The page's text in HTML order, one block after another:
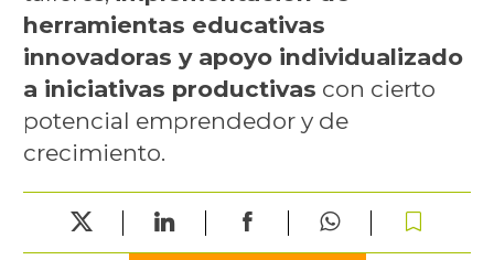
herramientas educativas
innovadoras y apoyo individualizado
a iniciativas productivas con cierto
potencial emprendedor y de
crecimiento.